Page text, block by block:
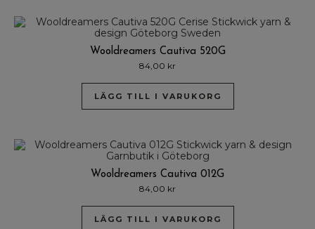
Wooldreamers Cautiva 520G
84,00 kr
LÄGG TILL I VARUKORG
Wooldreamers Cautiva 012G
84,00 kr
LÄGG TILL I VARUKORG